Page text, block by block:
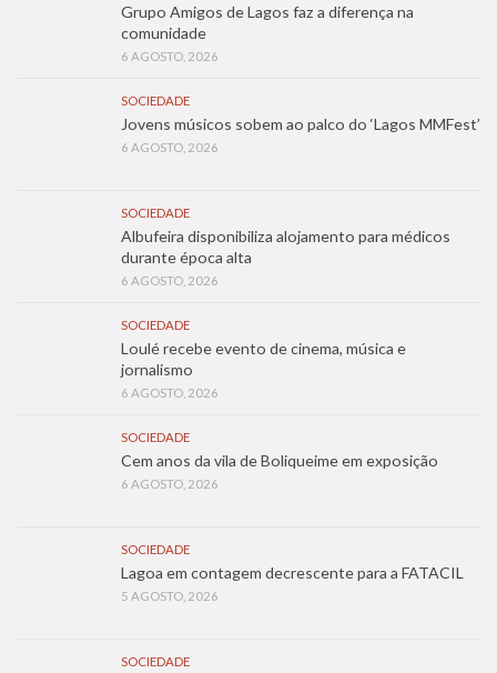
Grupo Amigos de Lagos faz a diferença na
comunidade
6 AGOSTO, 2026
SOCIEDADE
Jovens músicos sobem ao palco do ‘Lagos MMFest’
6 AGOSTO, 2026
SOCIEDADE
Albufeira disponibiliza alojamento para médicos
durante época alta
6 AGOSTO, 2026
SOCIEDADE
Loulé recebe evento de cinema, música e
jornalismo
6 AGOSTO, 2026
SOCIEDADE
Cem anos da vila de Boliqueime em exposição
6 AGOSTO, 2026
SOCIEDADE
Lagoa em contagem decrescente para a FATACIL
5 AGOSTO, 2026
SOCIEDADE